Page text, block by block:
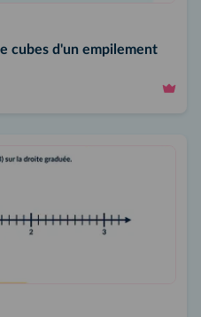
cubes d'un empilement